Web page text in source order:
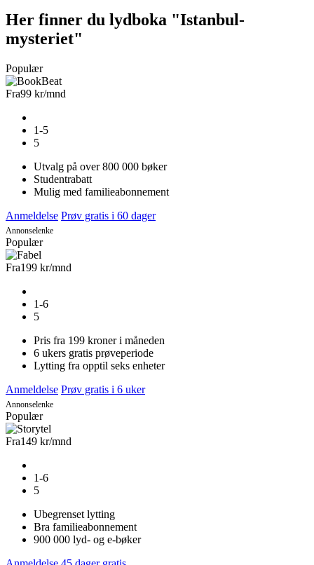
Her finner du lydboka "Istanbul-
mysteriet"
Populær
Fra99 kr/mnd
1-5
5
Utvalg på over 800 000 bøker
Studentrabatt
Mulig med familieabonnement
Anmeldelse Prøv gratis i 60 dager
Annonselenke
Populær
Fra199 kr/mnd
1-6
5
Pris fra 199 kroner i måneden
6 ukers gratis prøveperiode
Lytting fra opptil seks enheter
Anmeldelse Prøv gratis i 6 uker
Annonselenke
Populær
Fra149 kr/mnd
1-6
5
Ubegrenset lytting
Bra familieabonnement
900 000 lyd- og e-bøker